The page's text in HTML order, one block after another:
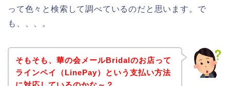
って色々と検索して調べているのだと思います。で
も、、、。
そもそも、華の会メールBridalのお店って
ラインペイ（LinePay）という支払い方法